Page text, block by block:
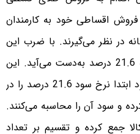
اقساطی خود به کارمندان
1.8 درصد ماهانه در نظر می‌گیرند. با ضرب این
نرخ در 12 ماه، نرخ سود سالانه 21.6 درصد به‌دست می‌آید. این
قشر نیز برای فروش اقساطی خود ابتدا نرخ سود 21.6 درصد را در
و سود آن را محاسبه می‌کنند.
جمع کرده و تقسیم بر تعداد